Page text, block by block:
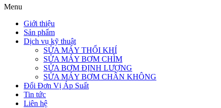
Menu
Giới thiệu
Sản phẩm
Dịch vụ kỹ thuật
SỬA MÁY THỔI KHÍ
SỬA MÁY BƠM CHÌM
SỬA BƠM ĐỊNH LƯỢNG
SỬA MÁY BƠM CHÂN KHÔNG
Đổi Đơn Vị Áp Suất
Tin tức
Liên hệ